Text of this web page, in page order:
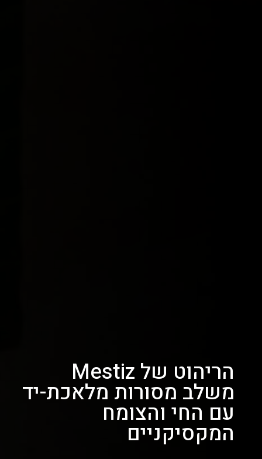
הריהוט של Mestiz
משלב מסורות מלאכת-יד
עם החי והצומח
המקסיקניים